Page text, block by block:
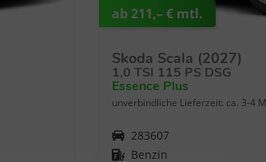
ab 211,– € mtl.
Skoda Scala (2027)
1,0 TSI 115 PS DSG
Essence Plus
unverbindliche Lieferzeit: ca. 3-4
Fahrzeugnr. 283607
Kraftstoff Benzin